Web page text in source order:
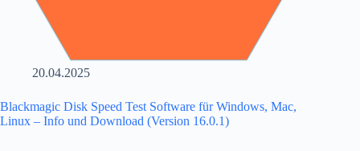
20.04.2025
Blackmagic Disk Speed Test Software für Windows, Mac,
Linux – Info und Download (Version 16.0.1)